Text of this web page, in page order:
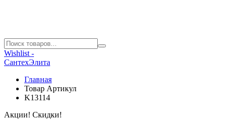
Wishlist -
СантехЭлита
Главная
Товар Артикул
K13114
Акции! Скидки!